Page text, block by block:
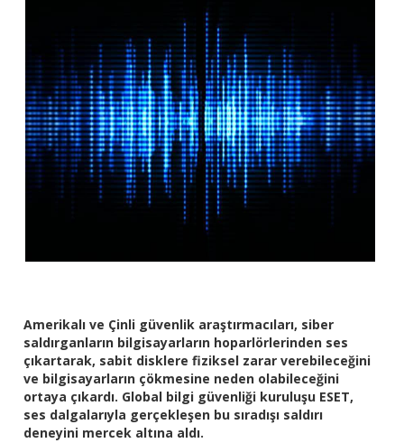
Amerikalı ve Çinli güvenlik araştırmacıları, siber
saldırganların bilgisayarların hoparlörlerinden ses
çıkartarak, sabit disklere fiziksel zarar verebileceğini
ve bilgisayarların çökmesine neden olabileceğini
ortaya çıkardı. Global bilgi güvenliği kuruluşu ESET,
ses dalgalarıyla gerçekleşen bu sıradışı saldırı
deneyini mercek altına aldı.